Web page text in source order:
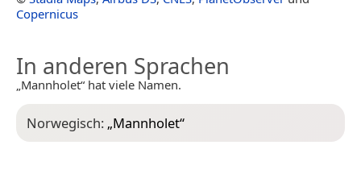
Copernicus
In anderen Sprachen
„Mannholet“ hat viele Namen.
Norwegisch: „Mannholet“